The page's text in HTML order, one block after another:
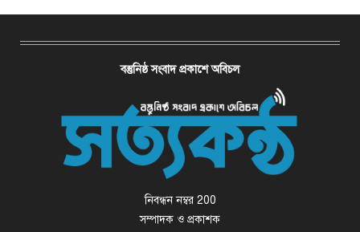
বস্তুনিষ্ঠ সংবাদ প্রকাশে অবিচল
নিবন্ধন নম্বর 200
সম্পাদক ও প্রকাশক